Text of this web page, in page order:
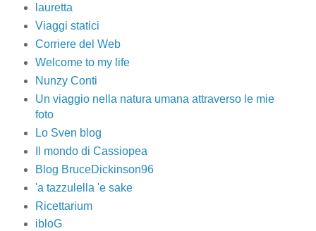
lauretta
Viaggi statici
Corriere del Web
Welcome to my life
Nunzy Conti
Un viaggio nella natura umana attraverso le mie
foto
Lo Sven blog
Il mondo di Cassiopea
Blog BruceDickinson96
'a tazzulella 'e sake
Ricettarium
ibloG